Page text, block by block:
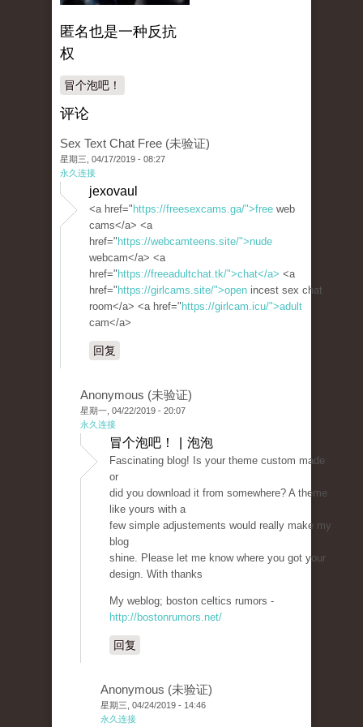
匿名也是一种反抗
权
冒个泡吧！
评论
Sex Text Chat Free (未验证)
星期三, 04/17/2019 - 08:27
永久连接
jexovaul
<a href=" https://freesexcams.ga/">free web
cams</a> <a
href=" https://webcamteens.site/">nude
webcam</a> <a
href=" https://freeadultchat.tk/">chat</a> <a
href=" https://girlcams.site/">open incest sex chat
room</a> <a href=" https://girlcam.icu/">adult
cam</a>
回复
Anonymous (未验证)
星期一, 04/22/2019 - 20:07
永久连接
冒个泡吧！ | 泡泡
Fascinating blog! Is your theme custom made
or
did you download it from somewhere? A theme
like yours with a
few simple adjustements would really make my
blog
shine. Please let me know where you got your
design. With thanks
My weblog; boston celtics rumors -
http://bostonrumors.net/
回复
Anonymous (未验证)
星期三, 04/24/2019 - 14:46
永久连接